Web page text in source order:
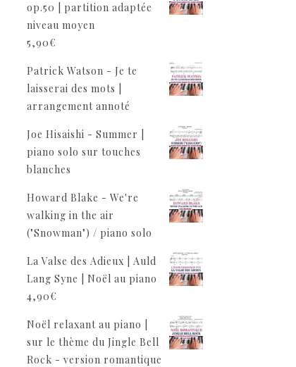
op.50 | partition adaptée
niveau moyen
5,90€
Patrick Watson - Je te
laisserai des mots |
arrangement annoté
Joe Hisaishi - Summer |
piano solo sur touches
blanches
Howard Blake - We're
walking in the air
("Snowman") / piano solo
La Valse des Adieux | Auld
Lang Syne | Noël au piano
4,90€
Noël relaxant au piano |
sur le thème du Jingle Bell
Rock - version romantique